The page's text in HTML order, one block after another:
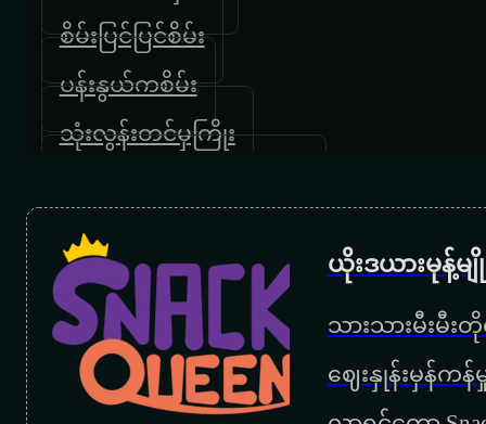
စိမ်းပြင်ပြင်စိမ်း
ပန်းနွယ်ကစိမ်း
သုံးလွန်းတင်မှကြိုး
လောကဓမ္မတာ
လေးဆယ်ကျော်အချစ်
မြသီတာအကြိုထောက်ပေမယ့်
ချစ်သည်းဘယ်ခါရှိပါ့မလဲ
ယိုးဒယားမုန့်
သားသားမီးမီး
ဈေးနှုန်းမှန်က